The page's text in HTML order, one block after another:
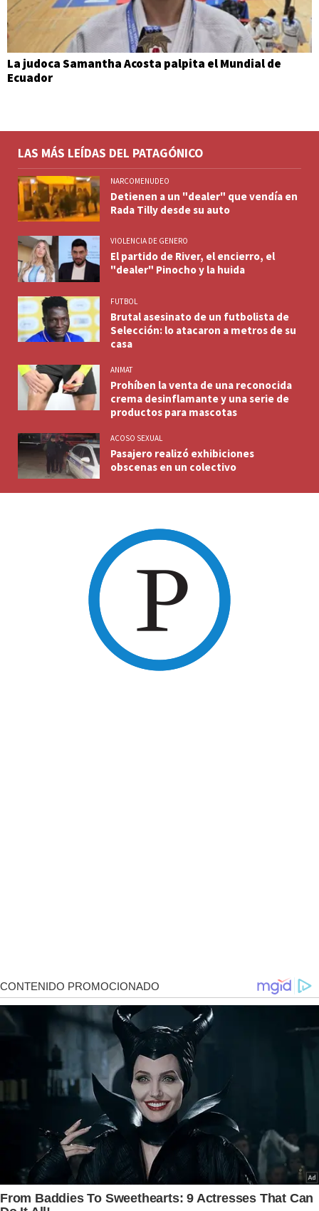
La judoca Samantha Acosta palpita el Mundial de
Ecuador
LAS MÁS LEÍDAS DEL PATAGÓNICO
NARCOMENUDEO
Detienen a un "dealer" que vendía en
Rada Tilly desde su auto
VIOLENCIA DE GENERO
El partido de River, el encierro, el
"dealer" Pinocho y la huida
FUTBOL
Brutal asesinato de un futbolista de
Selección: lo atacaron a metros de su
casa
ANMAT
Prohíben la venta de una reconocida
crema desinflamante y una serie de
productos para mascotas
ACOSO SEXUAL
Pasajero realizó exhibiciones
obscenas en un colectivo